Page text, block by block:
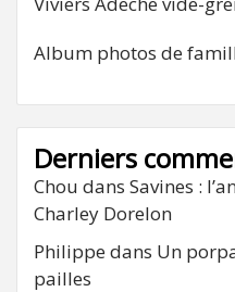
Album photos de
Derniers
Chou dans Savines :
Charley Dorelon
Philippe dans Un
pailles